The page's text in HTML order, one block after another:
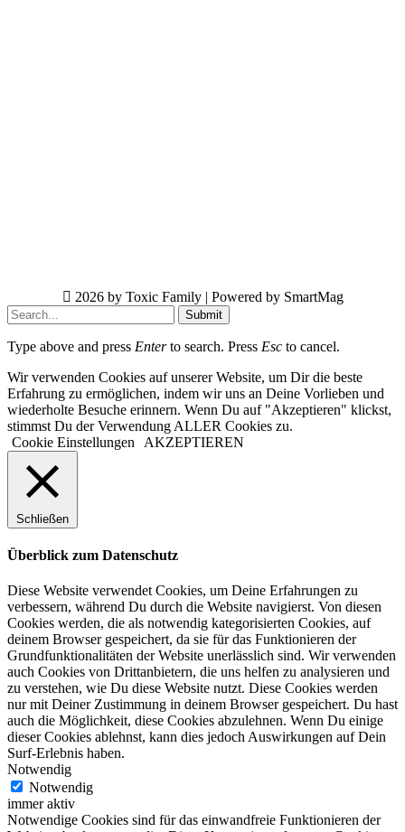
2026 by Toxic Family | Powered by SmartMag
Submit
Type above and press Enterto search. Press Esc to cancel.
Wir verwenden Cookies auf unserer Website, um Dir die beste
Erfahrung zu ermöglichen, indem wir uns an Deine Vorlieben und
wiederholte Besuche erinnern. Wenn Du auf "Akzeptieren" klickst,
stimmst Du der Verwendung ALLER Cookies zu.
Cookie Einstellungen
AKZEPTIEREN
Schließen
Überblick zum Datenschutz
Diese Website verwendet Cookies, um Deine Erfahrungen zu
verbessern, während Du durch die Website navigierst. Von diesen
Cookies werden, die als notwendig kategorisierten Cookies, auf
deinem Browser gespeichert, da sie für das Funktionieren der
Grundfunktionalitäten der Website unerlässlich sind. Wir verwenden
auch Cookies von Drittanbietern, die uns helfen zu analysieren und
zu verstehen, wie Du diese Website nutzt. Diese Cookies werden
nur mit Deiner Zustimmung in deinem Browser gespeichert. Du hast
auch die Möglichkeit, diese Cookies abzulehnen. Wenn Du einige
dieser Cookies ablehnst, kann dies jedoch Auswirkungen auf Dein
Surf-Erlebnis haben.
Notwendig
Notwendig
immer aktiv
Notwendige Cookies sind für das einwandfreie Funktionieren der